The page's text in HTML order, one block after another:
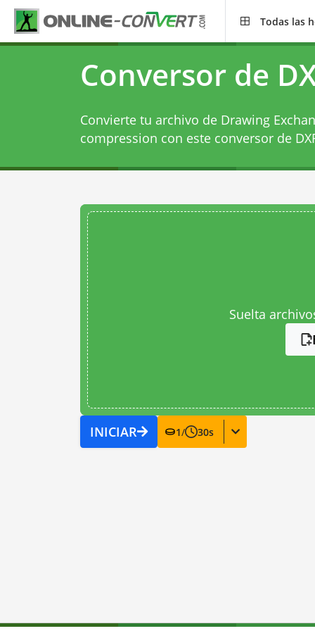
Todas las
Conversor de
Convierte tu archivo de Drawing
compression con este conversor de
Suelta
INICIAR 1/ 30s